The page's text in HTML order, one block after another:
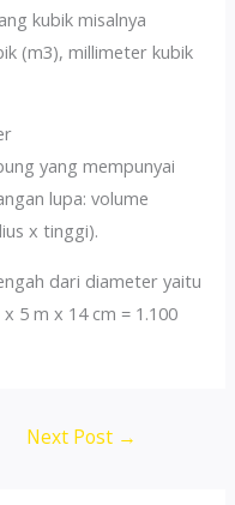
kubik misalnya
(m3), millimeter kubik
yang mempunyai
lupa: volume
x tinggi).
dari diameter yaitu
5 m x 14 cm = 1.100
Next Post →